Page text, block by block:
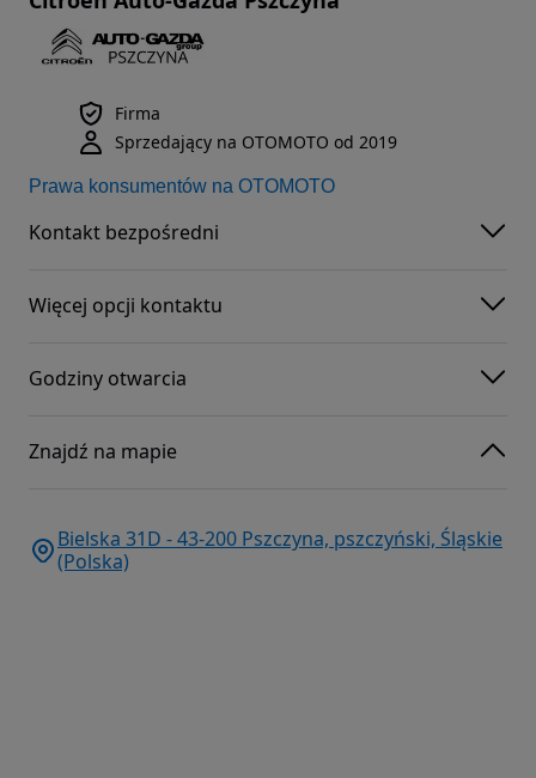
Firma
Sprzedający na OTOMOTO od 2019
Prawa konsumentów na OTOMOTO
Kontakt bezpośredni
Więcej opcji kontaktu
Godziny otwarcia
Znajdź na mapie
Bielska 31D - 43-200 Pszczyna, pszczyński, Śląskie
(Polska)